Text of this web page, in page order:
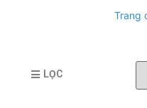
Trang
LỌC